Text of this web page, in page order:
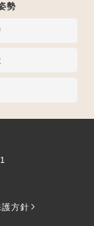
勢
方針